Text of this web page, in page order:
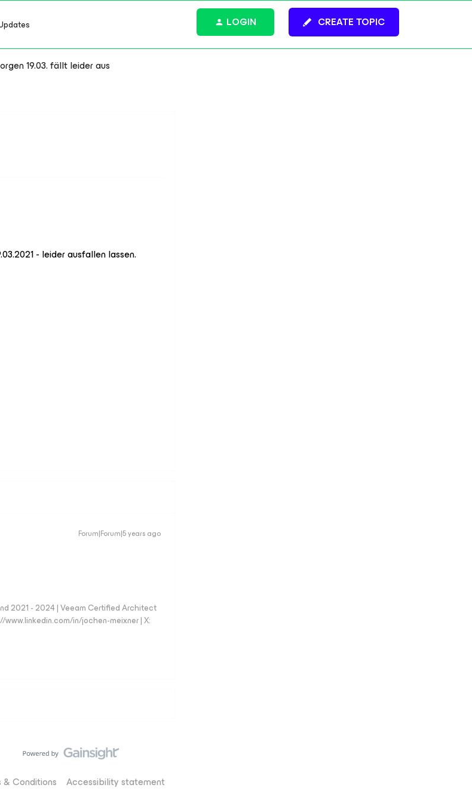
CREATE TOPIC
LOGIN
19.03. fällt leider aus
- leider ausfallen lassen.
Forum|Forum|5 years ago
2021 - 2024 | Veeam Certified Architect
www.linkedin.com/in/jochen-meixner | X:
& Conditions Accessibility statement